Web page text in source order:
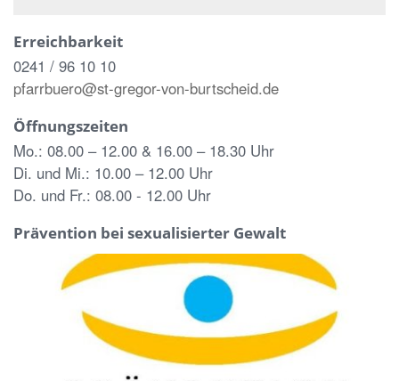
Erreichbarkeit
0241 / 96 10 10
pfarrbuero@st-gregor-von-burtscheid.de
Öffnungszeiten
Mo.: 08.00 – 12.00 & 16.00 – 18.30 Uhr
Di. und Mi.: 10.00 – 12.00 Uhr
Do. und Fr.: 08.00 - 12.00 Uhr
Prävention bei sexualisierter Gewalt